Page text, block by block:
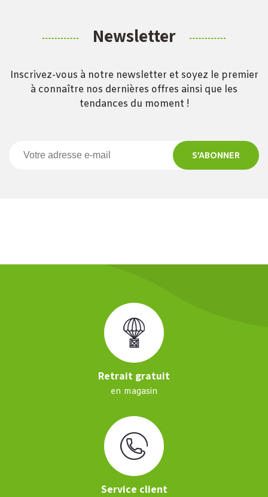
Newsletter
Inscrivez-vous à notre newsletter et soyez le premier
à connaître nos dernières offres ainsi que les
tendances du moment !
S’ABONNER
Retrait gratuit
en magasin
Service client